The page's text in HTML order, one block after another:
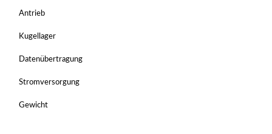
Antrieb
Kugellager
Datenübertragung
Stromversorgung
Gewicht